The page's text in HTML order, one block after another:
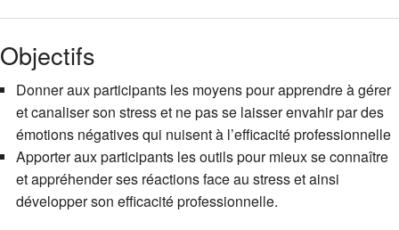
Objectifs
Donner aux participants les moyens pour apprendre à gérer
et canaliser son stress et ne pas se laisser envahir par des
émotions négatives qui nuisent à l’efficacité professionnelle
Apporter aux participants les outils pour mieux se connaître
et appréhender ses réactions face au stress et ainsi
développer son efficacité professionnelle.